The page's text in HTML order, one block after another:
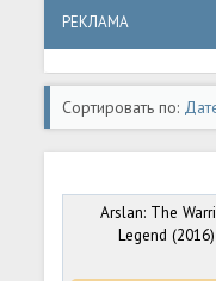
РЕКЛАМА
Сортировать по:
Комментариям·
Arslan: The
Legend (2016)